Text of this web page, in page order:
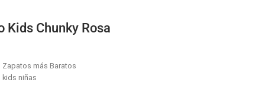
Kids Chunky Rosa
Zapatos más Baratos
niñas